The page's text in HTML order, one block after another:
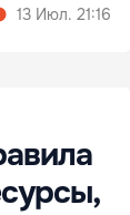
13 Июл. 21:16